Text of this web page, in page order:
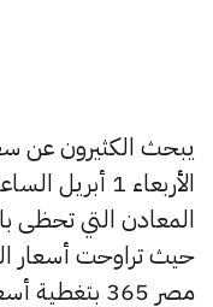
يبحث الكثيرون عن
المعادن التي تحظى
حيث تراوحت أسعار
مصر 365